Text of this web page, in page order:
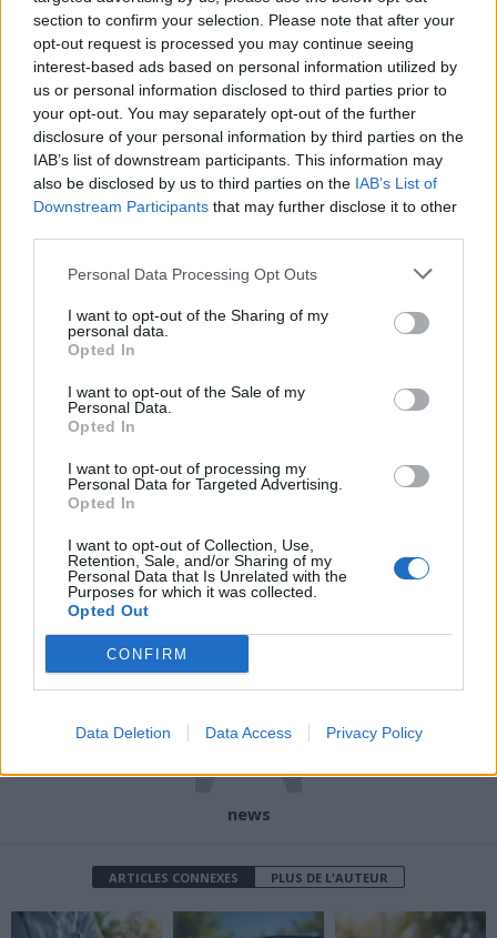
section to confirm your selection. Please note that after your
opt-out request is processed you may continue seeing
interest-based ads based on personal information utilized by
us or personal information disclosed to third parties prior to
your opt-out. You may separately opt-out of the further
disclosure of your personal information by third parties on the
IAB’s list of downstream participants. This information may
also be disclosed by us to third parties on the IAB’s List of
Downstream Participants that may further disclose it to other
Personal Data Processing Opt Outs
I want to opt-out of the Sharing of my
personal data.
Opted In
I want to opt-out of the Sale of my
Personal Data.
Opted In
I want to opt-out of processing my
Personal Data for Targeted Advertising.
Opted In
I want to opt-out of Collection, Use,
Retention, Sale, and/or Sharing of my
Personal Data that Is Unrelated with the
Purposes for which it was collected.
Opted Out
CONFIRM
Data Deletion Data Access Privacy Policy
elle encourage à maintenir des liens sociaux et des habitudes de
vie saines.
Une approche personnalisée du
mouvement
En 2026, la tendance est à la personnalisation des activités
physiques. Il n’existe pas d’activité universelle, l’essentiel étant la
excessive. Que ce soit le yoga pour la souplesse ou la danse pour
la coordination, l’objectif est de rester actif tout au long de la vie.
Cette flexibilité physique garantit une vieillesse sereine, où le corps
Article précédent
Genoux douloureux :
découvrez comment
soulager efficacement vos
douleurs
Trouver le bon
antidépresseur : la
révolutionnaire en test
news
ARTICLES CONNEXES PLUS DE L'AUTEUR